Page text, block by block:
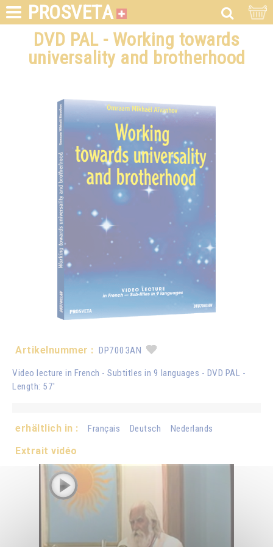
PROSVETA
DVD PAL - Working towards
universality and brotherhood
Artikelnummer : DP7003AN
Video lecture in French - Subtitles in 9 languages - DVD PAL -
Length: 57'
erhältlich in : Français Deutsch Nederlands
Extrait vidéo